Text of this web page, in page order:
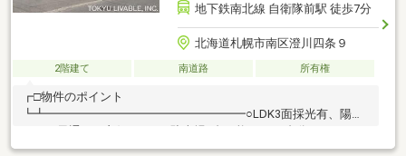
地下鉄南北線 自衛隊前駅 徒歩7分
北海道札幌市南区澄川四条９
2階建て 南道路 所有権
┏□物件のポイント
┗┻━━━━━━━━━━━━━━━━━○LDK3面採光有、陽当
たりと風通しが良好です。○駐車場2台可能です※1台分カスケード
ガレージ（W2.7m×D5.9m×H2.0m）〇2Fトイレあり〇閑静な住宅